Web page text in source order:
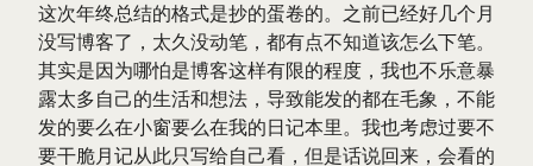
这次年终总结的格式是抄的蛋卷的。之前已经好几个月
没写博客了，太久没动笔，都有点不知道该怎么下笔。
其实是因为哪怕是博客这样有限的程度，我也不乐意暴
露太多自己的生活和想法，导致能发的都在毛象，不能
发的要么在小窗要么在我的日记本里。我也考虑过要不
要干脆月记从此只写给自己看，但是话说回来，会看的